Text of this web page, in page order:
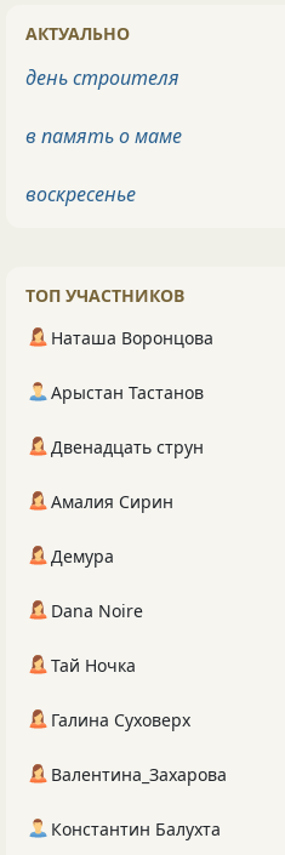
АКТУАЛЬНО
день строителя
в память о маме
воскресенье
ТОП УЧАСТНИКОВ
Наташа Воронцова
Арыстан Тастанов
Двенадцать струн
Амалия Сирин
Демура
Dana Noire
Тай Ночка
Галина Суховерх
Валентина_Захарова
Константин Балухта